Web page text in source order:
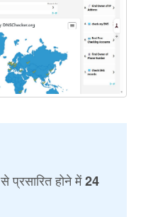
प्रसारित होने में24